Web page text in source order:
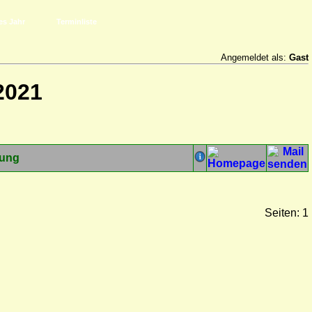
Jahr Terminliste
Angemeldet als: Gast
Seiten: 1